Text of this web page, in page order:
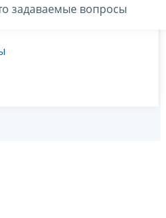
задаваемые вопросы